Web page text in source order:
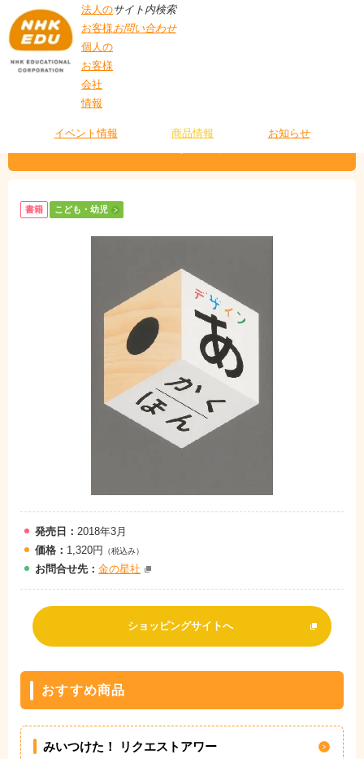
法人の
お客様
個人の
お客様
会社
情報
サイト内検索
お問い合わせ
イベント情報 商品情報 お知らせ
書籍 こども・幼児
発売日： 2018年3月
価格： 1,320円 （税込み）
お問合せ先： 金の星社
ショッピングサイトへ
おすすめ商品
みいつけた！ リクエストアワー